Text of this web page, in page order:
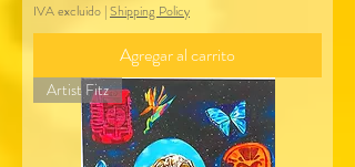
IVA excluido |Shipping Policy
Agregar al carrito
Artist Fitz